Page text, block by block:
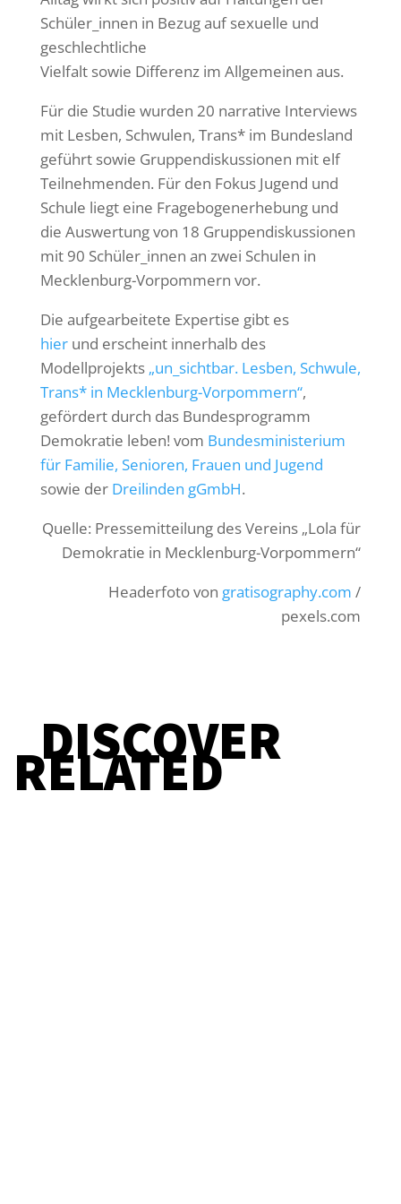
Schüler_innen in Bezug auf sexuelle und
geschlechtliche
Vielfalt sowie Differenz im Allgemeinen aus.
Für die Studie wurden 20 narrative Interviews
mit Lesben, Schwulen, Trans* im Bundesland
geführt sowie Gruppendiskussionen mit elf
Teilnehmenden. Für den Fokus Jugend und
Schule liegt eine Fragebogenerhebung und
die Auswertung von 18 Gruppendiskussionen
mit 90 Schüler_innen an zwei Schulen in
Mecklenburg-Vorpommern vor.
Die aufgearbeitete Expertise gibt es
hierund erscheint innerhalb des
Modellprojekts „un_sichtbar. Lesben, Schwule,
Trans* in Mecklenburg-Vorpommern“,
gefördert durch das Bundesprogramm
Demokratie leben! vom Bundesministerium
für Familie, Senioren, Frauen und Jugend
sowie der Dreilinden gGmbH.
Quelle: Pressemitteilung des Vereins „Lola für
Demokratie in Mecklenburg-Vorpommern“
Headerfoto von gratisography.com /
pexels.com
DISCOVER
RELATED